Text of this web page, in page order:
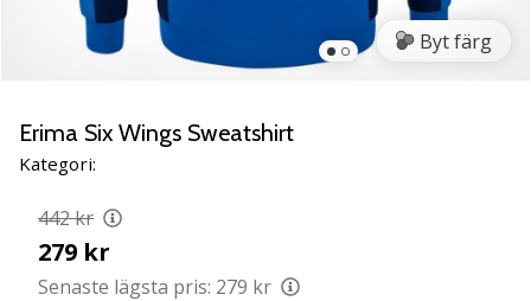
PUMA
NITRO
handbollsskorna!
Upptäck
Byt färg
Erima Six Wings Sweatshirt
Kategori:
442 kr
279 kr
Senaste lägsta pris: 279 kr